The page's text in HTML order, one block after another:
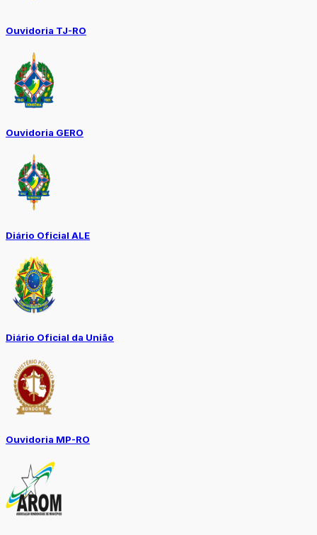
Ouvidoria TJ-RO
Ouvidoria GERO
Diário Oficial ALE
Diário Oficial da União
Ouvidoria MP-RO